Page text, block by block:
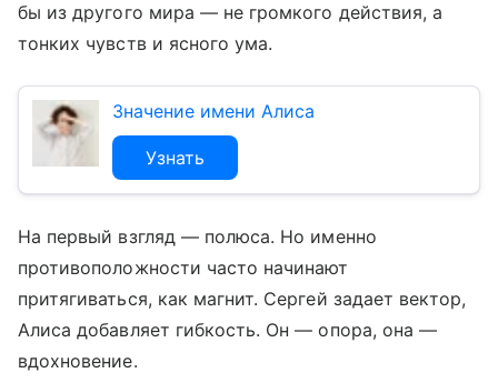
бы из другого мира — не громкого действия, а
тонких чувств и ясного ума.
Значение имени Алиса
Узнать
На первый взгляд — полюса. Но именно
противоположности часто начинают
притягиваться, как магнит. Сергей задает вектор,
Алиса добавляет гибкость. Он — опора, она —
вдохновение.